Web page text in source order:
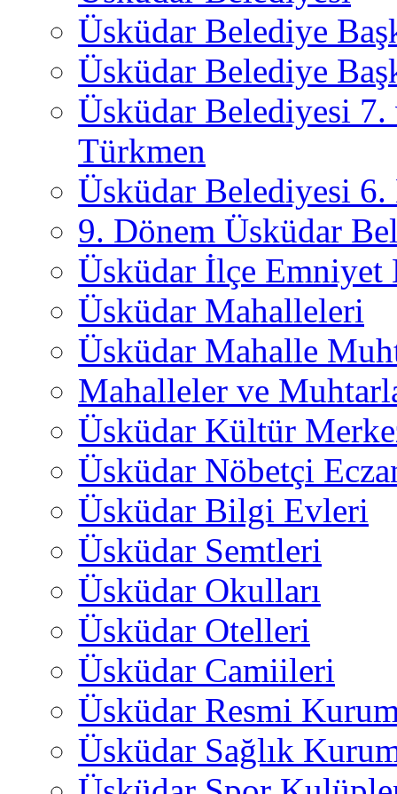
Üsküdar Belediye
Üsküdar Belediye
Üsküdar Belediyesi
Türkmen
Üsküdar Belediyesi 6.
9. Dönem Üsküdar
Üsküdar İlçe
Üsküdar Mahalleleri
Üsküdar Mahalle
Mahalleler ve
Üsküdar Kültür
Üsküdar Nöbetçi
Üsküdar Bilgi Evleri
Üsküdar Semtleri
Üsküdar Okulları
Üsküdar Otelleri
Üsküdar Camiileri
Üsküdar Resmi
Üsküdar Sağlık